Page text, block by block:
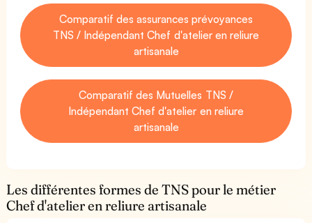
Comparatif des assurances prévoyances
TNS / Indépendant Chef d'atelier en reliure
artisanale
Comparatif des Mutuelles TNS /
Indépendant Chef d'atelier en reliure
artisanale
Les différentes formes de TNS pour le métier
Chef d'atelier en reliure artisanale